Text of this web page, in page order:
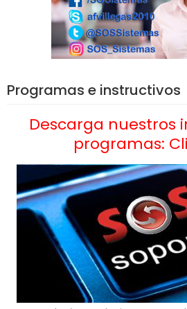
Programas e instructivos
Descarga nuestros
programas: